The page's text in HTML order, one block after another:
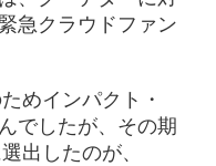
急クラウドファン
めインパクト・
でしたが、その期
出したのが、